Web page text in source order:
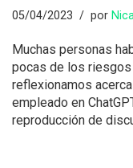
05/04/2023 por
Muchas personas
pocas de los riesgos
reflexionamos
empleado en
reproducción de